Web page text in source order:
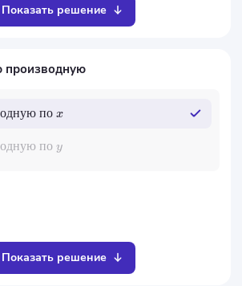
Показать решение
производную
по x
по y
Показать решение